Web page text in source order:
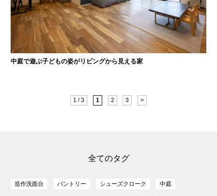
中庭で遊ぶ子どもの姿がリビングから見える家
1 / 3 1 2 3 >
全てのタグ
造作洗面台 パントリー シューズクローク 中庭